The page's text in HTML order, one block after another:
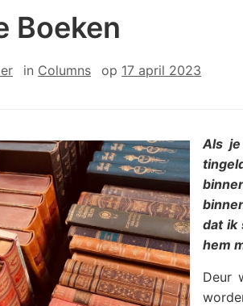
Boeken
in Columns op 17 april 2023
Als
dat ik
hem
Deur